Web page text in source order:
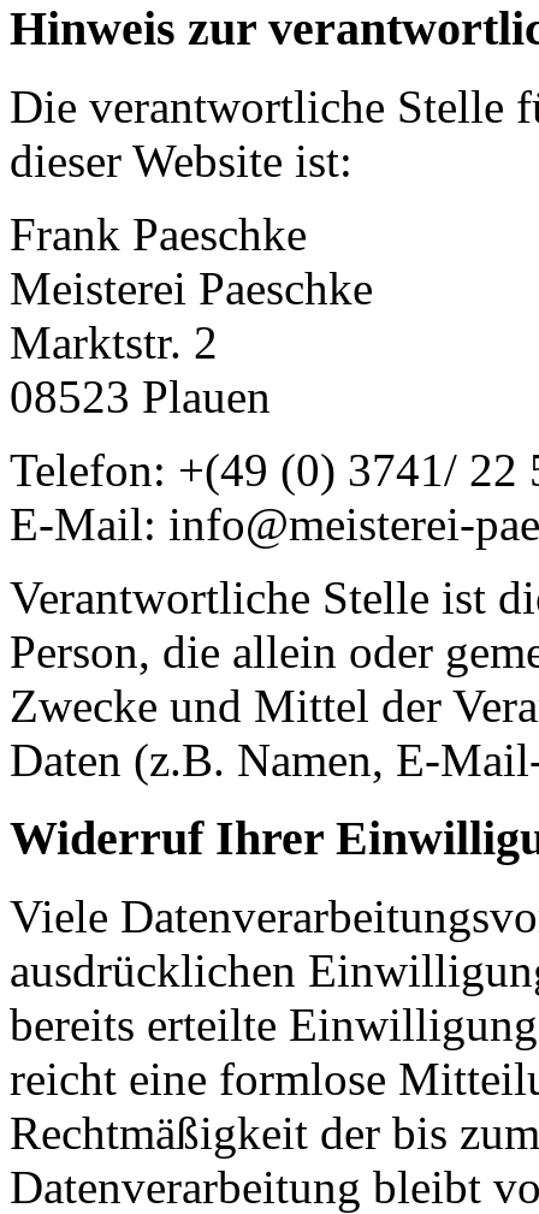
Hinweis zur
Die verantwortliche Stelle
dieser Website ist:
Frank Paeschke
Meisterei Paeschke
Marktstr. 2
08523 Plauen
Telefon: +(49 (0) 3741/ 22
E-Mail: info@meisterei-
Verantwortliche Stelle ist
Person, die allein oder
Zwecke und Mittel der
Daten (z.B. Namen, E-
Widerruf Ihrer
Viele
ausdrücklichen
bereits erteilte
reicht eine formlose
Rechtmäßigkeit der bis
Datenverarbeitung bleibt